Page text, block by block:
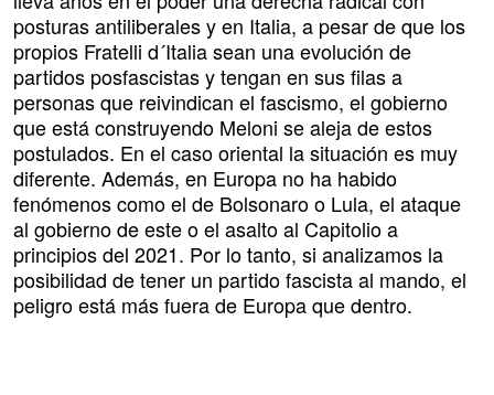
posturas antiliberales y en Italia, a pesar de que los
propios Fratelli d´Italia sean una evolución de
partidos posfascistas y tengan en sus filas a
personas que reivindican el fascismo, el gobierno
que está construyendo Meloni se aleja de estos
postulados. En el caso oriental la situación es muy
diferente. Además, en Europa no ha habido
fenómenos como el de Bolsonaro o Lula, el ataque
al gobierno de este o el asalto al Capitolio a
principios del 2021. Por lo tanto, si analizamos la
posibilidad de tener un partido fascista al mando, el
peligro está más fuera de Europa que dentro.